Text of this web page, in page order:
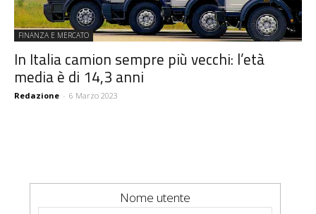
FINANZA E MERCATO
In Italia camion sempre più vecchi: l’età
media è di 14,3 anni
Redazione - 6 Marzo 2023
Nome utente